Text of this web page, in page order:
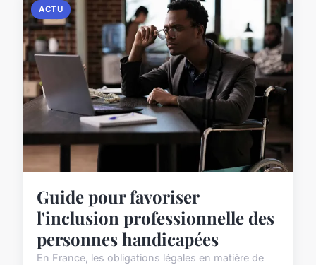
ACTU
Guide pour favoriser
l'inclusion professionnelle des
personnes handicapées
En France, les obligations légales en matière de